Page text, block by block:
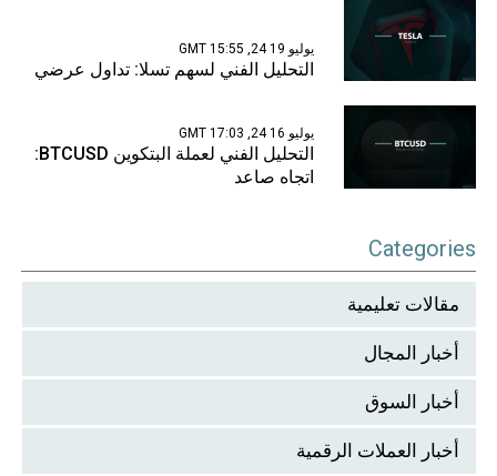
يوليو 19 24, 15:55 GMT
التحليل الفني لسهم تسلا: تداول عرضي
يوليو 16 24, 17:03 GMT
التحليل الفني لعملة البتكوين BTCUSD:
اتجاه صاعد
Categories
مقالات تعليمية
أخبار المجال
أخبار السوق
أخبار العملات الرقمية